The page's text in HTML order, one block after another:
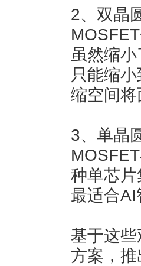
2、双晶
虽然缩
只能缩
缩空间
3、单晶
种单芯
最适合AI
基于这
方案，